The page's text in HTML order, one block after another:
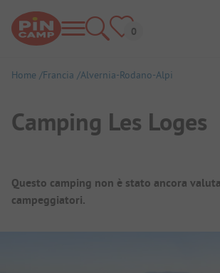
Home Francia Alvernia-Rodano-Alpi
Camping Les Loges
Panoramica del
Questo camping non è stato ancora
campeggiatori.